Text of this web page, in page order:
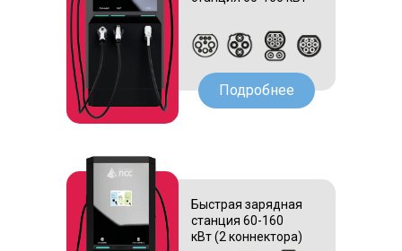
Подробнее
Быстрая зарядная
станция 60-160
кВт (2 коннектора)